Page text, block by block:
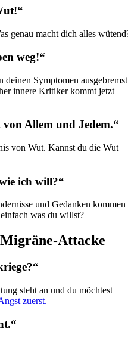
genau macht dich alles
weg!“
Symptomen ausgebremst
innere Kritiker kommt jetzt
Allem und Jedem.“
von Wut. Kannst du die Wut
ich will?“
und Gedanken kommen
was du willst?
Attacke
steht an und du möchtest
zuerst.